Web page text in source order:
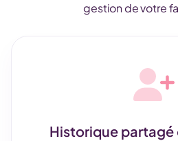
gestion de votre
Historique partagé